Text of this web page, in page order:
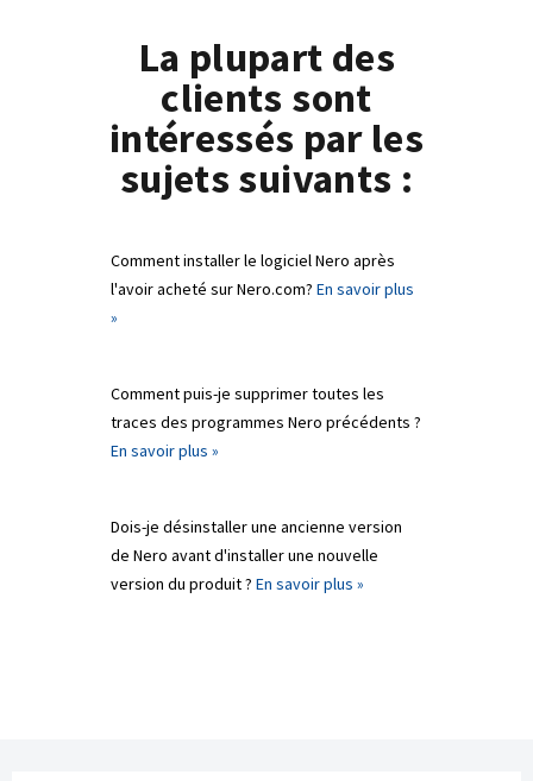
La plupart des
clients sont
intéressés par les
sujets suivants :
Comment installer le logiciel Nero après
l'avoir acheté sur Nero.com? En savoir plus
»
Comment puis-je supprimer toutes les
traces des programmes Nero précédents ?
En savoir plus »
Dois-je désinstaller une ancienne version
de Nero avant d'installer une nouvelle
version du produit ? En savoir plus »